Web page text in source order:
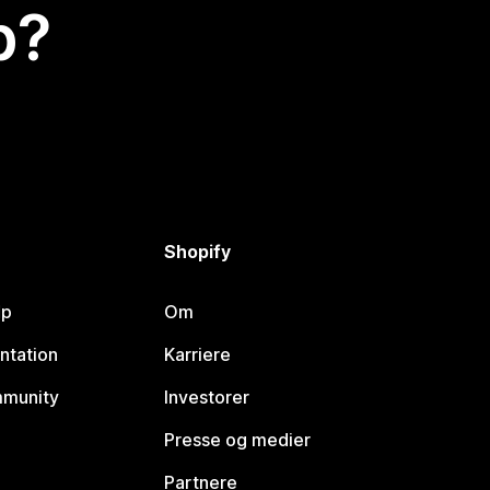
Shopify
Om
Karriere
Investorer
Presse og medier
Partnere